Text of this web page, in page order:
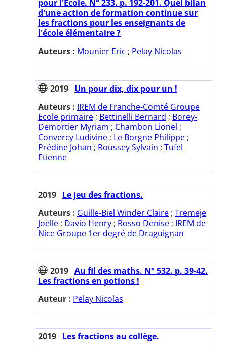
pour l'Ecole. N° 233. p. 192-201. Quel bilan
d'une action de formation continue sur
les fractions pour les enseignants de
l'école élémentaire ?
Auteurs : Mounier Eric ; Pelay Nicolas
2019 Un pour dix, dix pour un !
Auteurs : IREM de Franche-Comté Groupe
Ecole primaire ; Bettinelli Bernard ; Borey-
Demortier Myriam ; Chambon Lionel ;
Convercy Ludivine ; Le Borgne Philippe ;
Prédine Johan ; Roussey Sylvain ; Tufel
Etienne
2019 Le jeu des fractions.
Auteurs : Guille-Biel Winder Claire ; Tremeje
Joëlle ; Davio Henry ; Rosso Denise ; IREM de
Nice Groupe 1er degré de Draguignan
2019 Au fil des maths. N° 532. p. 39-42.
Les fractions en potions !
Auteur : Pelay Nicolas
2019 Les fractions au collège.